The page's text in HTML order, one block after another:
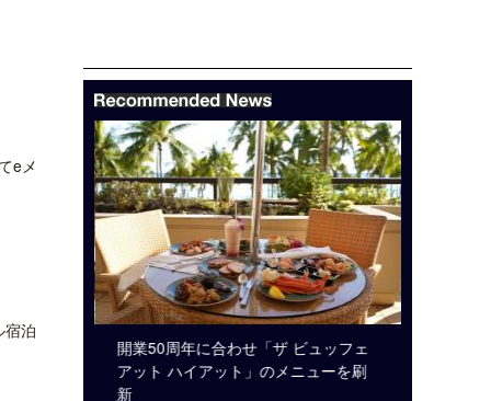
eメ
宿泊
開業50周年に合わせ「ザ ビュッフェ
アット ハイアット」のメニューを刷
新